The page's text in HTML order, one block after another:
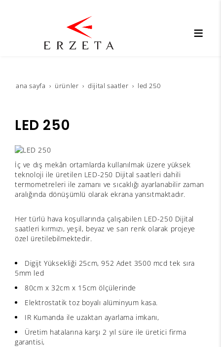
ana sayfa ürünler dijital saatler led 250
LED 250
İç ve dış mekân ortamlarda kullanılmak üzere yüksek
teknoloji ile üretilen LED-250 Dijital saatleri dahili
termometreleri ile zamanı ve sıcaklığı ayarlanabilir zaman
aralığında dönüşümlü olarak ekrana yansıtmaktadır.
Her türlü hava koşullarında çalışabilen LED-250 Dijital
saatleri kırmızı, yeşil, beyaz ve sarı renk olarak projeye
özel üretilebilmektedir.
Digijt Yüksekliği 25cm, 952 Adet 3500 mcd tek sıra
5mm led
80cm x 32cm x 15cm ölçülerinde
Elektrostatik toz boyalı alüminyum kasa.
IR Kumanda ile uzaktan ayarlama imkanı,
Üretim hatalarına karşı 2 yıl süre ile üretici firma
garantisi,